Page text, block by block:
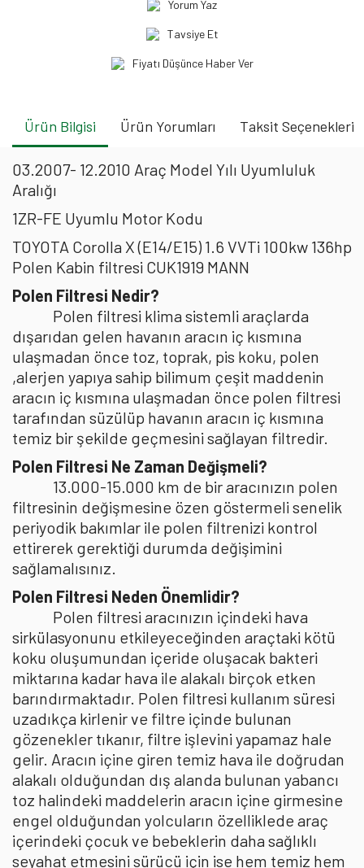
Yorum Yaz
Tavsiye Et
Fiyatı Düşünce Haber Ver
Ürün Bilgisi Ürün Yorumları Taksit Seçenekleri
03.2007- 12.2010 Araç Model Yılı Uyumluluk
Aralığı
1ZR-FE Uyumlu Motor Kodu
TOYOTA Corolla X (E14/E15) 1.6 VVTi 100kw 136hp
Polen Kabin filtresi CUK1919 MANN
Polen Filtresi Nedir?
Polen filtresi klima sistemli araçlarda
dışarıdan gelen havanın aracın iç kısmına
ulaşmadan önce toz, toprak, pis koku, polen
,alerjen yapıya sahip bilimum çeşit maddenin
aracın iç kısmına ulaşmadan önce polen filtresi
tarafından süzülüp havanın aracın iç kısmına
temiz bir şekilde geçmesini sağlayan filtredir.
Polen Filtresi Ne Zaman Değişmeli?
13.000-15.000 km de bir aracınızın polen
filtresinin değişmesine özen göstermeli senelik
periyodik bakımlar ile polen filtrenizi kontrol
ettirerek gerektiği durumda değişimini
sağlamalısınız.
Polen Filtresi Neden Önemlidir?
Polen filtresi aracınızın içindeki hava
sirkülasyonunu etkileyeceğinden araçtaki kötü
koku oluşumundan içeride oluşacak bakteri
miktarına kadar hava ile alakalı birçok etken
barındırmaktadır. Polen filtresi kullanım süresi
uzadıkça kirlenir ve filtre içinde bulunan
gözenekler tıkanır, filtre işlevini yapamaz hale
gelir. Aracın içine giren temiz hava ile doğrudan
alakalı olduğundan dış alanda bulunan yabancı
toz halindeki maddelerin aracın içine girmesine
engel olduğundan yolcuların özelliklede araç
içerindeki çocuk ve bebeklerin daha sağlıklı
seyahat etmesini sürücü için ise hem temiz hem